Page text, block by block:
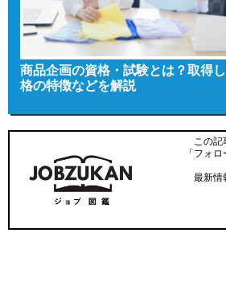
商品企画の資格・試験とは？取得
格の特徴などを解説
この記
「フォ
最新情